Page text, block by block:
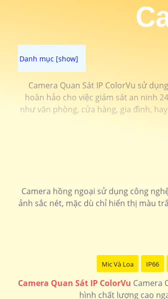
Camera Quan Sát IP ColorVu sử
hoàn hảo cho việc giám sát an ninh
như văn phòng, cửa hàng, gia đình,
Camera hồng ngoại sử dụng công
ảnh sắc nét, mặc dù chỉ hiển thị màu
Mic Và Loa IP66
Camera Quan Sát IP ColorVu Camera
hình chất lượng cao